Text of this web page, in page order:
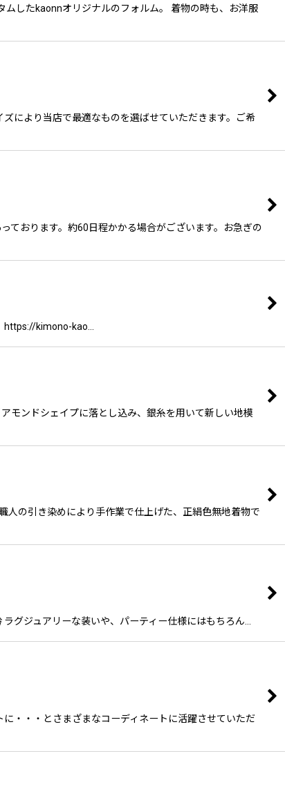
たkaonnオリジナルのフォルム。 着物の時も、お洋服
より当店で最適なものを選ばせていただきます。ご希
ております。約60日程かかる場合がございます。お急ぎの
kimono-kao…
モンドシェイプに落とし込み、銀糸を用いて新しい地模
人の引き染めにより手作業で仕上げた、正絹色無地着物で
グジュアリーな装いや、パーティー仕様にはもちろん…
・・・とさまざまなコーディネートに活躍させていただ